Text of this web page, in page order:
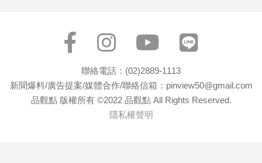
媒
聯絡電話：(02)2889-1113
新聞爆料/廣告提案/媒體合作/聯絡信箱：pinview50@gmail.com
品觀點 版權所有 ©2022 品觀點 All Rights Reserved.
隱私權聲明